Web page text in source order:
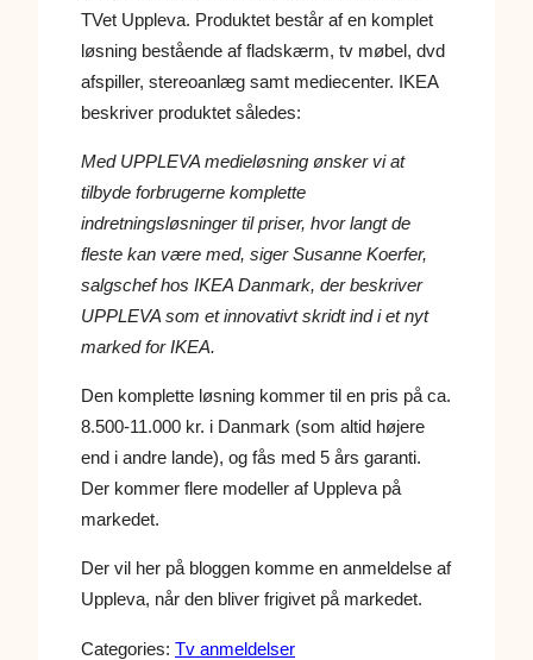
TVet Uppleva. Produktet består af en komplet
løsning bestående af fladskærm, tv møbel, dvd
afspiller, stereoanlæg samt mediecenter. IKEA
beskriver produktet således:
Med UPPLEVA medieløsning ønsker vi at
tilbyde forbrugerne komplette
indretningsløsninger til priser, hvor langt de
fleste kan være med, siger Susanne Koerfer,
salgschef hos IKEA Danmark, der beskriver
UPPLEVA som et innovativt skridt ind i et nyt
marked for IKEA.
Den komplette løsning kommer til en pris på ca.
8.500-11.000 kr. i Danmark (som altid højere
end i andre lande), og fås med 5 års garanti.
Der kommer flere modeller af Uppleva på
markedet.
Der vil her på bloggen komme en anmeldelse af
Uppleva, når den bliver frigivet på markedet.
Categories: Tv anmeldelser